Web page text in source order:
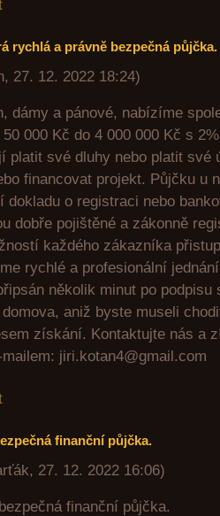
rychlá a právně bezpečná půjčka.
, 27. 12. 2022 18:24)
dámy a pánové, nabízíme
000 Kč do 4 000 000 Kč s
platit své dluhy nebo platit své
financovat projekt. Půjčku u
dokladu o registraci nebo
dobře pojištěné a zákonně
každého zákazníka
rychlé a profesionální
několik minut po
aniž byste museli
získání. Kontaktujte nás a
jiri.kotan4@gmail.com
finanční půjčka.
, 27. 12. 2022 16:06)
finanční půjčka.